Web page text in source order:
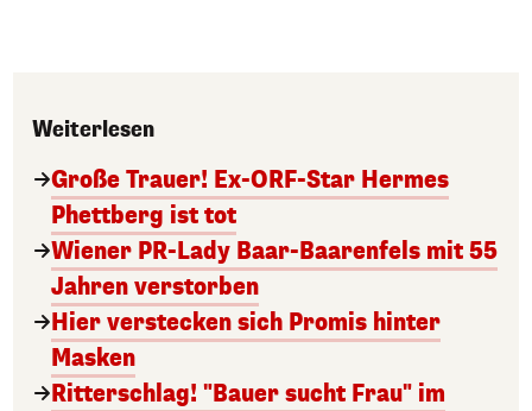
Weiterlesen
Große Trauer! Ex-ORF-Star Hermes
Phettberg ist tot
Wiener PR-Lady Baar-Baarenfels mit 55
Jahren verstorben
Hier verstecken sich Promis hinter
Masken
Ritterschlag! "Bauer sucht Frau" im